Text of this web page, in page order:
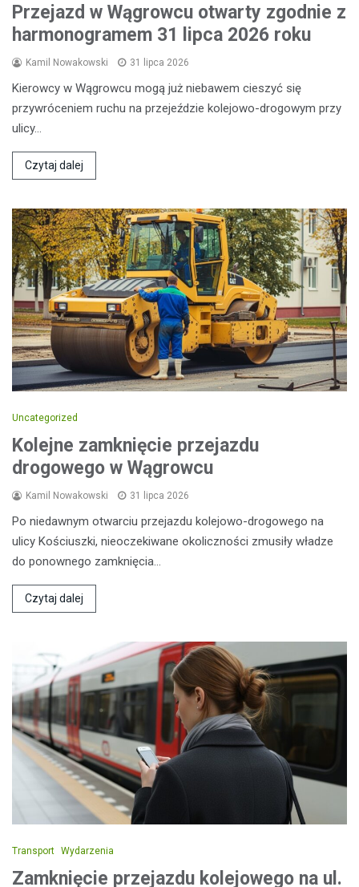
Przejazd w Wągrowcu otwarty zgodnie z
harmonogramem 31 lipca 2026 roku
Kamil Nowakowski 31 lipca 2026
Kierowcy w Wągrowcu mogą już niebawem cieszyć się
przywróceniem ruchu na przejeździe kolejowo-drogowym przy
ulicy…
Czytaj dalej
Uncategorized
Kolejne zamknięcie przejazdu
drogowego w Wągrowcu
Kamil Nowakowski 31 lipca 2026
Po niedawnym otwarciu przejazdu kolejowo-drogowego na
ulicy Kościuszki, nieoczekiwane okoliczności zmusiły władze
do ponownego zamknięcia…
Czytaj dalej
Transport Wydarzenia
Zamknięcie przejazdu kolejowego na ul.